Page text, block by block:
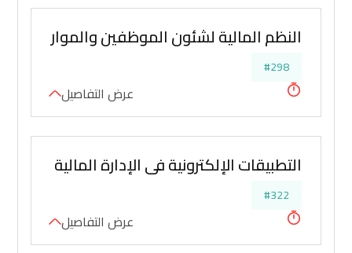
النظم المالية لشئون الموظفين والموارد
#298
عرض التفاصيل
التطبيقات الإلكترونية في الإدارة المالية
#322
عرض التفاصيل